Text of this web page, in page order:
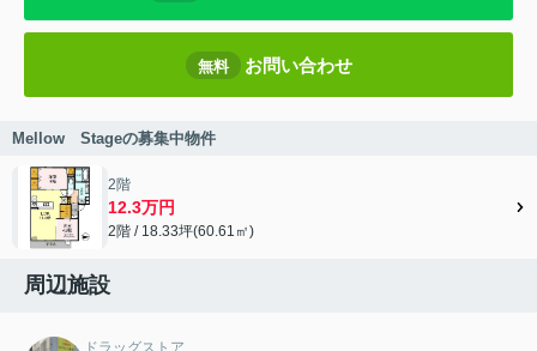
無料 お問い合わせ
Mellow Stageの募集中物件
2階
12.3万円
2階 / 18.33坪(60.61㎡)
周辺施設